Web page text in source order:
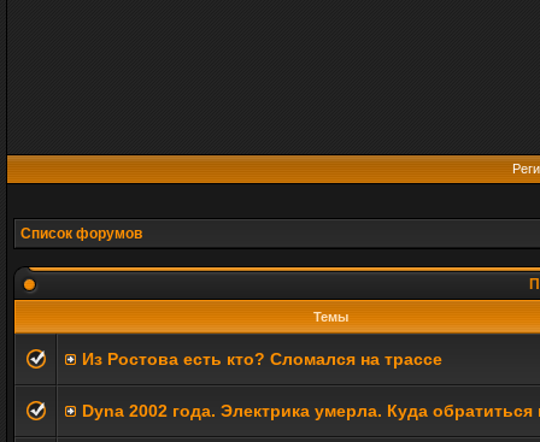
Список форумов
Темы
Из Ростова есть кто? Сломался на трассе
Dyna 2002 года. Электрика умерла. Куда